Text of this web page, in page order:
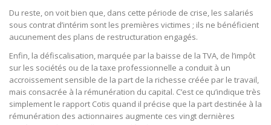
Du reste, on voit bien que, dans cette période de crise, les salariés
sous contrat d’intérim sont les premières victimes ; ils ne bénéficient
aucunement des plans de restructuration engagés.
Enfin, la défiscalisation, marquée par la baisse de la TVA, de l’impôt
sur les sociétés ou de la taxe professionnelle a conduit à un
accroissement sensible de la part de la richesse créée par le travail,
mais consacrée à la rémunération du capital. C’est ce qu’indique très
simplement le rapport Cotis quand il précise que la part destinée à la
rémunération des actionnaires augmente ces vingt dernières